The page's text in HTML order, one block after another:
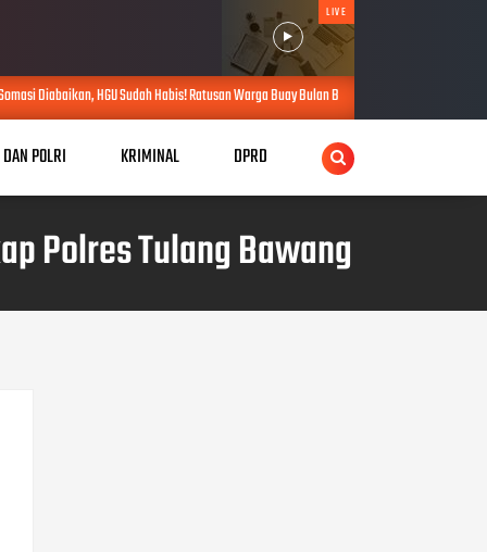
LIVE
Habis! Ratusan Warga Buay Bulan Bersatu Beri Peringatan Terakhir Ke PTPN 1 Regional
POLRI KRIMINAL DPRD
Polres Tulang Bawang